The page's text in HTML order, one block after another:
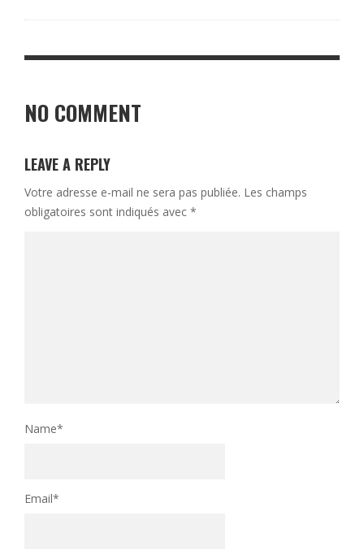
NO COMMENT
LEAVE A REPLY
Votre adresse e-mail ne sera pas publiée. Les champs
obligatoires sont indiqués avec *
Name*
Email*